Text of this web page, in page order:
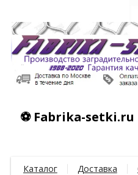
⚽ Fabrika-
Каталог Доставка